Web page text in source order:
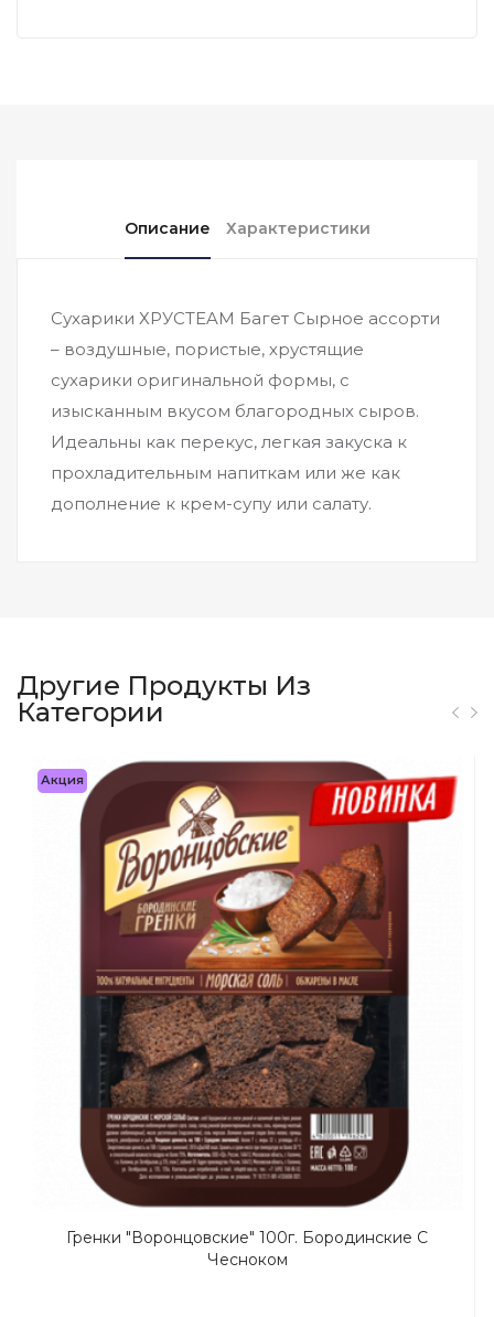
Описание Характеристики
Сухарики ХРУСTEAM Багет Сырное ассорти
– воздушные, пористые, хрустящие
сухарики оригинальной формы, с
изысканным вкусом благородных сыров.
Идеальны как перекус, легкая закуска к
прохладительным напиткам или же как
дополнение к крем-супу или салату.
Другие Продукты Из
Категории
Акция
Гренки "Воронцовские" 100г. Бородинские С
Чесноком